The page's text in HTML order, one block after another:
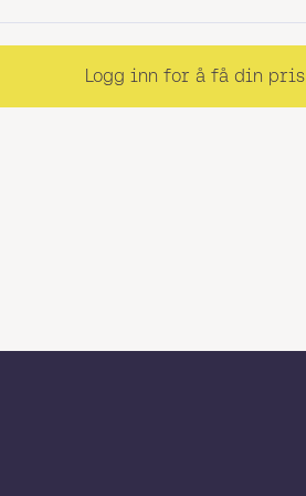
Logg inn for å få din pris